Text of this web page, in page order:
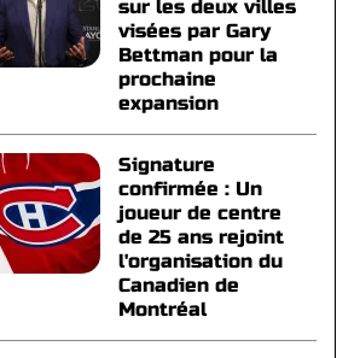
sur les deux villes
visées par Gary
Bettman pour la
prochaine
expansion
Signature
confirmée : Un
joueur de centre
de 25 ans rejoint
l'organisation du
Canadien de
Montréal